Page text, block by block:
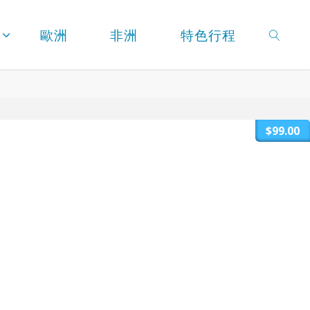
歐洲 非洲 特色行程
$99.00